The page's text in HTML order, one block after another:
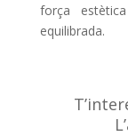
força
equilibrada.